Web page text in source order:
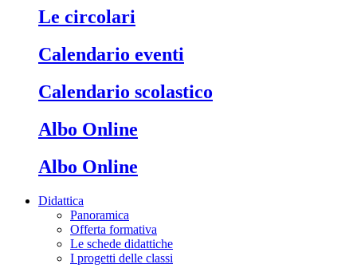
Le circolari
Calendario eventi
Calendario scolastico
Albo Online
Albo Online
Didattica
Panoramica
Offerta formativa
Le schede didattiche
I progetti delle classi